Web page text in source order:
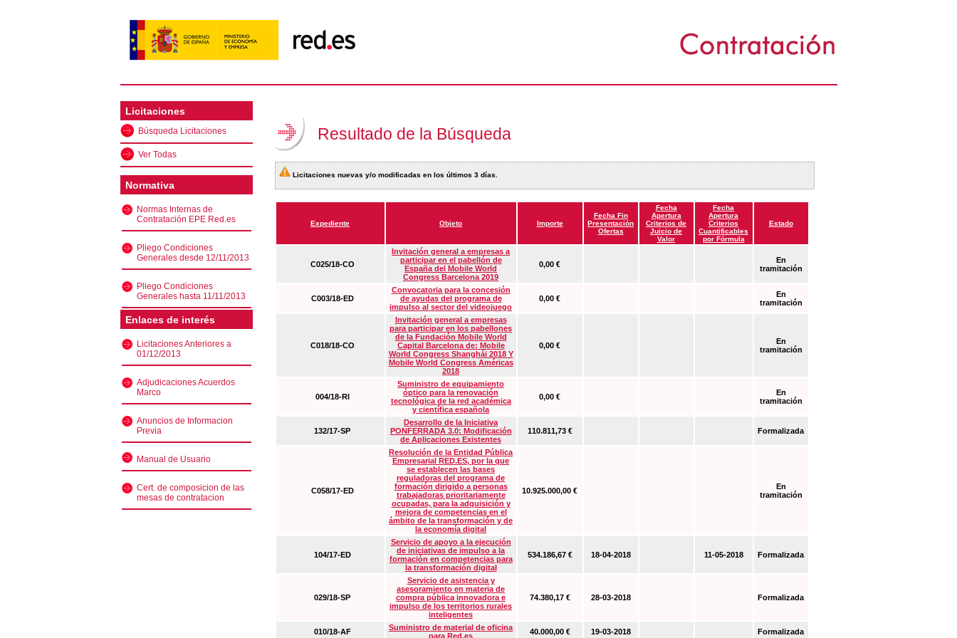
Licitaciones
Búsqueda Licitaciones
Ver Todas
Normativa
Normas Internas de
Contratación EPE Red.es
Pliego Condiciones
Generales desde 12/11/2013
Pliego Condiciones
Generales hasta 11/11/2013
Enlaces de interés
Licitaciones Anteriores a
01/12/2013
Adjudicaciones Acuerdos
Marco
Anuncios de Informacion
Previa
Manual de Usuario
Cert. de composicion de las
mesas de contratacion
Resultado de la Búsqueda
Licitaciones nuevas y/o modificadas en los últimos 3 días.
Expediente Objeto Importe
Fecha Fin
Presentación
Ofertas
Fecha
Apertura
Criterios de
Juicio de
Valor
Fecha
Apertura
Criterios
Cuantificables
por Fórmula
Estado
C025/18-CO
Invitación general a empresas a
participar en el pabellón de
España del Mobile World
Congress Barcelona 2019
0,00 €
En
tramitación
C003/18-ED
Convocatoria para la concesión
de ayudas del programa de
impulso al sector del videojuego
0,00 €
En
tramitación
C018/18-CO
Invitación general a empresas
para participar en los pabellones
de la Fundación Mobile World
Capital Barcelona de: Mobile
World Congress Shanghái 2018 Y
Mobile World Congress Américas
2018
0,00 €
En
tramitación
004/18-RI
Suministro de equipamiento
óptico para la renovación
tecnológica de la red académica
y científica española
0,00 €
En
tramitación
132/17-SP
Desarrollo de la Iniciativa
PONFERRADA 3.0: Modificación
de Aplicaciones Existentes
110.811,73 € Formalizada
C058/17-ED
Resolución de la Entidad Pública
Empresarial RED.ES, por la que
se establecen las bases
reguladoras del programa de
formación dirigido a personas
trabajadoras prioritariamente
ocupadas, para la adquisición y
mejora de competencias en el
ámbito de la transformación y de
la economía digital
10.925.000,00 €
En
tramitación
104/17-ED
Servicio de apoyo a la ejecución
de iniciativas de impulso a la
formación en competencias para
la transformación digital
534.186,67 € 18-04-2018 11-05-2018 Formalizada
029/18-SP
Servicio de asistencia y
asesoramiento en materia de
compra pública innovadora e
impulso de los territorios rurales
inteligentes
74.380,17 € 28-03-2018 Formalizada
010/18-AF
Suministro de material de oficina
para Red.es
40.000,00 € 19-03-2018 Formalizada